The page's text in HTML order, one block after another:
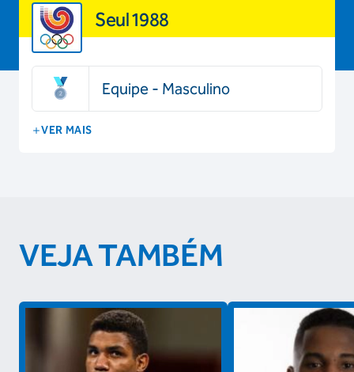
Seul 1988
Equipe - Masculino
VER MAIS
VEJA TAMBÉM